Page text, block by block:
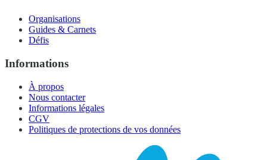
Organisations
Guides & Carnets
Défis
Informations
À propos
Nous contacter
Informations légales
CGV
Politiques de protections de vos données